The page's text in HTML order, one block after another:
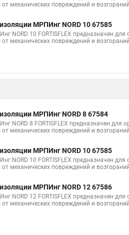
механических повреждений и возгораний
МРПИнг NORD 10 67585
NORD 10 FORTISFLEX предназначен
механических повреждений и возгораний
МРПИнг NORD 8 67584
NORD 8 FORTISFLEX предназначен для
механических повреждений и возгораний
МРПИнг NORD 10 67585
NORD 10 FORTISFLEX предназначен
механических повреждений и возгораний
МРПИнг NORD 12 67586
NORD 12 FORTISFLEX предназначен
механических повреждений и возгораний